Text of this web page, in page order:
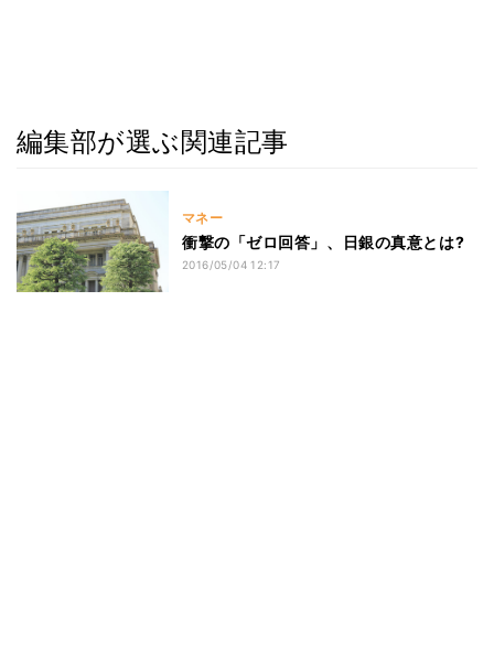
編集部が選ぶ関連記事
マネー
衝撃の「ゼロ回答」、日銀の真意とは?
2016/05/04 12:17